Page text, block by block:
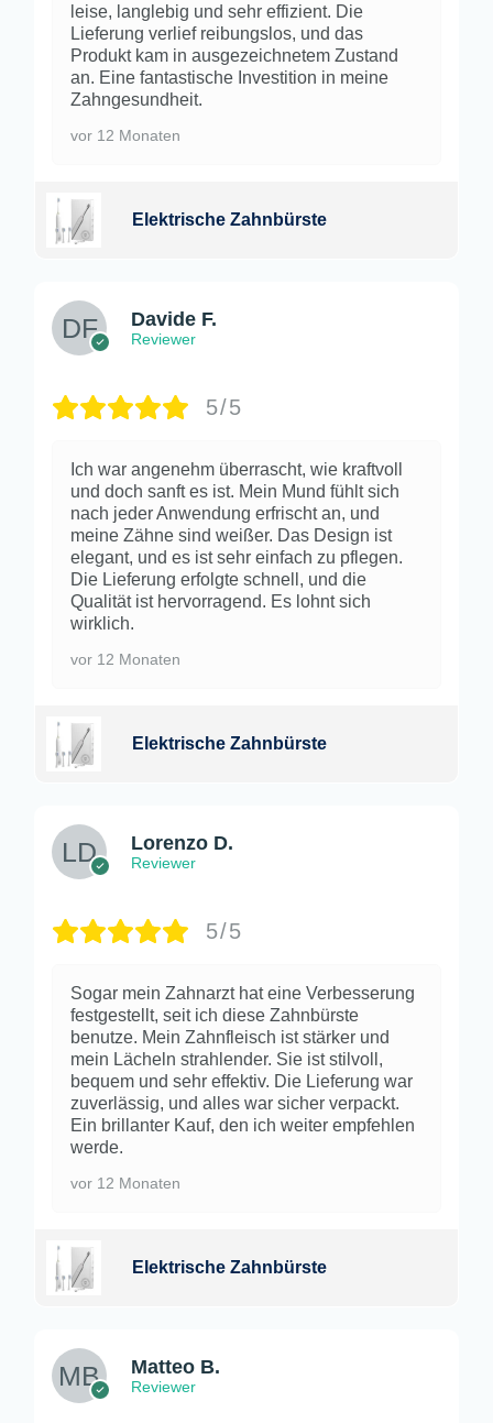
leise, langlebig und sehr effizient. Die
Lieferung verlief reibungslos, und das
Produkt kam in ausgezeichnetem Zustand
an. Eine fantastische Investition in meine
Zahngesundheit.
vor 12 Monaten
Elektrische Zahnbürste
Davide F.
Reviewer
5/5
Ich war angenehm überrascht, wie kraftvoll
und doch sanft es ist. Mein Mund fühlt sich
nach jeder Anwendung erfrischt an, und
meine Zähne sind weißer. Das Design ist
elegant, und es ist sehr einfach zu pflegen.
Die Lieferung erfolgte schnell, und die
Qualität ist hervorragend. Es lohnt sich
wirklich.
vor 12 Monaten
Elektrische Zahnbürste
Lorenzo D.
Reviewer
5/5
Sogar mein Zahnarzt hat eine Verbesserung
festgestellt, seit ich diese Zahnbürste
benutze. Mein Zahnfleisch ist stärker und
mein Lächeln strahlender. Sie ist stilvoll,
bequem und sehr effektiv. Die Lieferung war
zuverlässig, und alles war sicher verpackt.
Ein brillanter Kauf, den ich weiter empfehlen
werde.
vor 12 Monaten
Elektrische Zahnbürste
Matteo B.
Reviewer